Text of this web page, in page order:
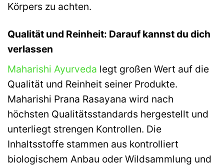
Körpers zu achten.
Qualität und Reinheit: Darauf kannst du dich
verlassen
Maharishi Ayurveda legt großen Wert auf die
Qualität und Reinheit seiner Produkte.
Maharishi Prana Rasayana wird nach
höchsten Qualitätsstandards hergestellt und
unterliegt strengen Kontrollen. Die
Inhaltsstoffe stammen aus kontrolliert
biologischem Anbau oder Wildsammlung und